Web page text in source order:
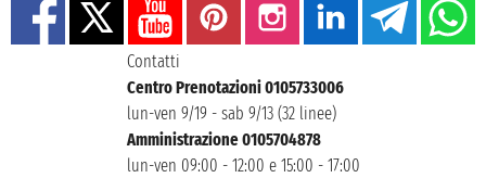
Contatti
Centro Prenotazioni 0105733006
lun-ven 9/19 - sab 9/13 (32 linee)
Amministrazione 0105704878
lun-ven 09:00 - 12:00 e 15:00 - 17:00